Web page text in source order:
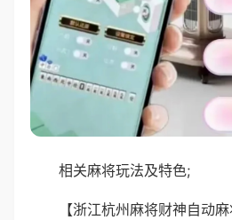
相关麻将玩法及特色;
【浙江杭州麻将财神自动